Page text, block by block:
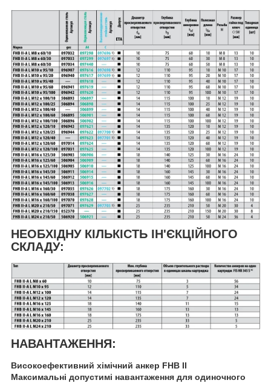
НЕОБХІДНУ КІЛЬКІСТЬ ІН'ЄКЦІЙНОГО
СКЛАДУ:
НАВАНТАЖЕННЯ:
Високоефективний хімічний анкер FHB II
Максимальні допустимі навантаження для одиночного